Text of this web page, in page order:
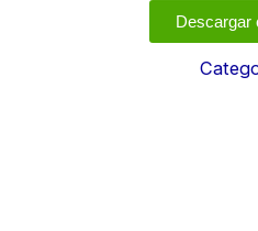
Descargar